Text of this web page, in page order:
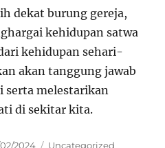
dekat burung gereja,
kehidupan satwa
kehidupan sehari-
akan tanggung jawab
melestarikan
di sekitar kita.
2024 Categories
Uncategorized